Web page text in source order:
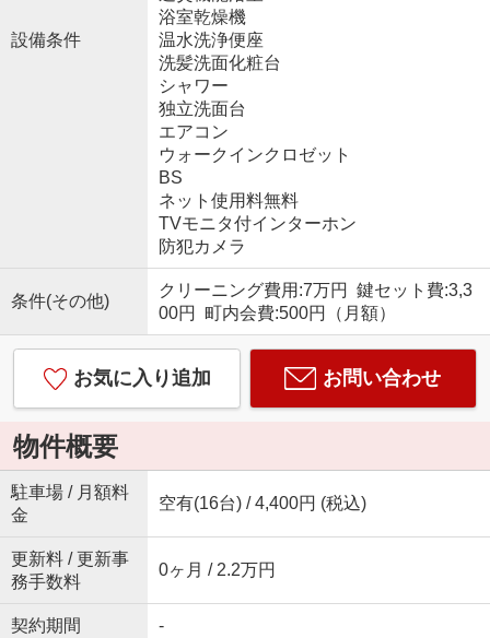
設備条件
浴室乾燥機
温水洗浄便座
洗髪洗面化粧台
シャワー
独立洗面台
エアコン
ウォークインクロゼット
BS
ネット使用料無料
TVモニタ付インターホン
防犯カメラ
条件(その他)
クリーニング費用:7万円 鍵セット費:3,3
00円 町内会費:500円（月額）
お気に入り追加 お問い合わせ
物件概要
駐車場 / 月額料
金
空有(16台) / 4,400円 (税込)
更新料 / 更新事
務手数料
0ヶ月 / 2.2万円
契約期間 -